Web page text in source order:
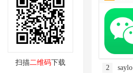
扫描二维码下载
2 saylo